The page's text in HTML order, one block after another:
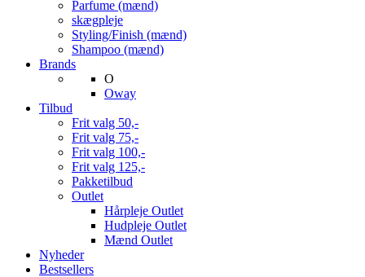
Parfume (mænd)
skægpleje
Styling/Finish (mænd)
Shampoo (mænd)
Brands
O
Oway
Tilbud
Frit valg 50,-
Frit valg 75,-
Frit valg 100,-
Frit valg 125,-
Pakketilbud
Outlet
Hårpleje Outlet
Hudpleje Outlet
Mænd Outlet
Nyheder
Bestsellers